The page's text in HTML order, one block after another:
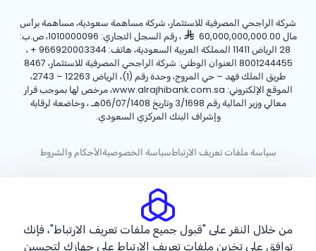
شركة الراجحي المصرفية للاستثمار، شركة مساهمة سعودية، مساهمة برأس
مال 60,000,000,000.00
، رقم السجل التجاري: 1010000096، ص.ب:
28 الرياض 11411 المملكة العربية السعودية، هاتف:
+ 966920003344 ،
8001244455 العنوان الوطني: شركة الراجحي المصرفية للاستثمار، 8467
طريق الملك فهد – حي المروج، وحدة رقم (1)، الرياض 12263 – 2743،
الموقع الإلكتروني: www.alrajhibank.com.sa، مرخص لها بموجب قرار
معالي وزير المالية رقم 3/1698 وتاريخ 06/07/1408هـ ، وخاضعة لرقابة
وإشراف البنك المركزي السعودي.
سياسة ملفات تعريف الارتباطسياسة الخصوصيةالأحكام والشروط
من خلال النقر على "قبول جميع ملفات تعريف الارتباط"، فإنك
توافق على تخزين ملفات تعريف الارتباط على جهازك لتحسين